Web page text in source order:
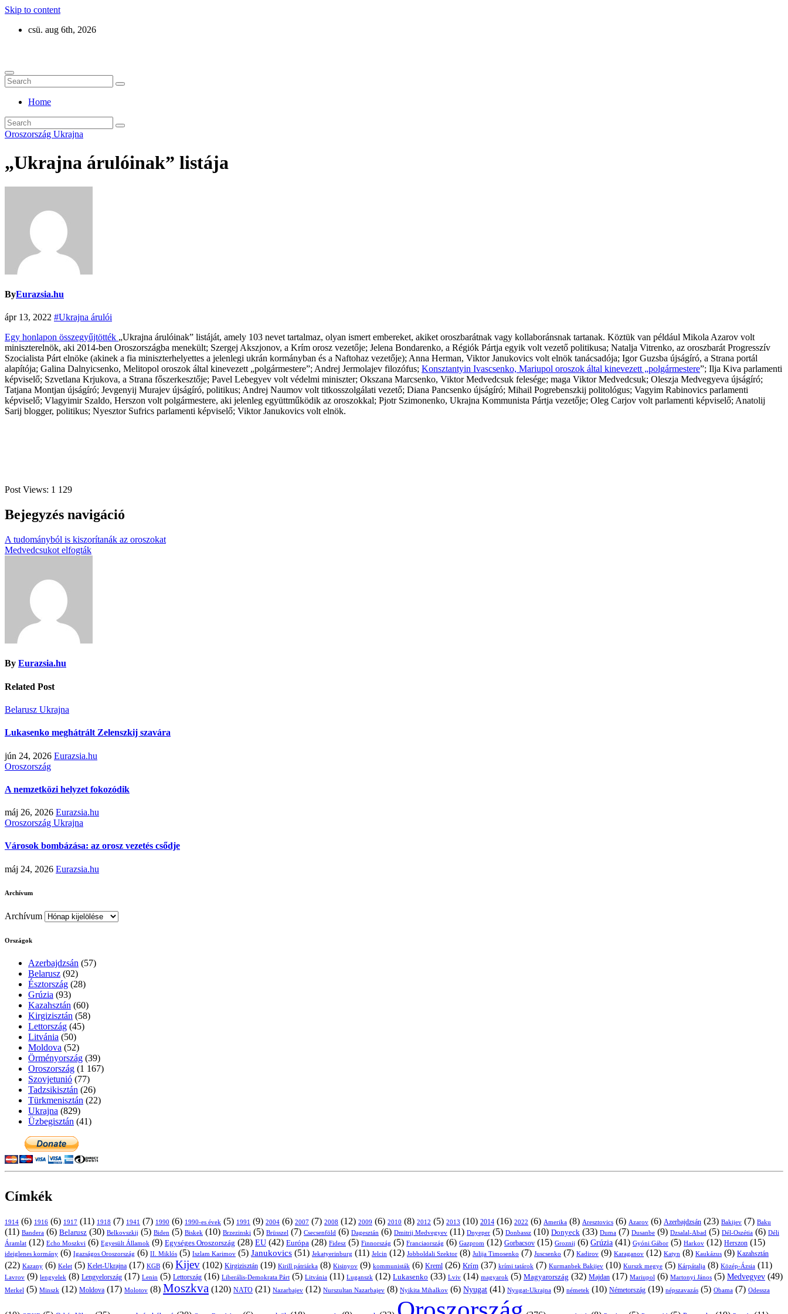
Skip to content
csü. aug 6th, 2026
Home
Oroszország Ukrajna
„Ukrajna árulóinak” listája
ByEurazsia.hu
ápr 13, 2022 #Ukrajna árulói
Egy honlapon összegyűjtötték „Ukrajna árulóinak” listáját, amely 103 nevet tartalmaz, olyan ismert embereket, akiket oroszbarátnak vagy kollaboránsnak tartanak. Köztük van például Mikola Azarov volt
miniszterelnök, aki 2014-ben Oroszországba menekült; Szergej Akszjonov, a Krím orosz vezetője; Jelena Bondarenko, a Régiók Pártja egyik volt vezető politikusa; Natalja Vitrenko, az oroszbarát Progresszív
Szocialista Párt elnöke (akinek a fia miniszterhelyettes a jelenlegi ukrán kormányban és a Naftohaz vezetője); Anna Herman, Viktor Janukovics volt elnök tanácsadója; Igor Guzsba újságíró, a Strana portál
alapítója; Galina Dalnyicsenko, Melitopol oroszok által kinevezett „polgármestere”; Andrej Jermolajev filozófus; Konsztantyin Ivascsenko, Mariupol oroszok által kinevezett „polgármestere”; Ilja Kiva parlamenti
képviselő; Szvetlana Krjukova, a Strana főszerkesztője; Pavel Lebegyev volt védelmi miniszter; Okszana Marcsenko, Viktor Medvedcsuk felesége; maga Viktor Medvedcsuk; Oleszja Medvegyeva újságíró;
Tatjana Montjan újságíró; Jevgenyij Murajev újságíró, politikus; Andrej Naumov volt titkosszolgálati vezető; Diana Pancsenko újságíró; Mihail Pogrebenszkij politológus; Vagyim Rabinovics parlamenti
képviselő; Vlagyimir Szaldo, Herszon volt polgármestere, aki jelenleg együttműködik az oroszokkal; Pjotr Szimonenko, Ukrajna Kommunista Pártja vezetője; Oleg Carjov volt parlamenti képviselő; Anatolij
Sarij blogger, politikus; Nyesztor Sufrics parlamenti képviselő; Viktor Janukovics volt elnök.
Post Views: 1 129
Bejegyzés navigáció
A tudományból is kiszorítanák az oroszokat
Medvedcsukot elfogták
By Eurazsia.hu
Related Post
Belarusz Ukrajna
Lukasenko meghátrált Zelenszkij szavára
jún 24, 2026 Eurazsia.hu
Oroszország
A nemzetközi helyzet fokozódik
máj 26, 2026 Eurazsia.hu
Oroszország Ukrajna
Városok bombázása: az orosz vezetés csődje
máj 24, 2026 Eurazsia.hu
Archívum
Archívum
Országok
Azerbajdzsán (57)
Belarusz (92)
Észtország (28)
Grúzia (93)
Kazahsztán (60)
Kirgizisztán (58)
Lettország (45)
Litvánia (50)
Moldova (52)
Örményország (39)
Oroszország (1 167)
Szovjetunió (77)
Tadzsikisztán (26)
Türkmenisztán (22)
Ukrajna (829)
Üzbegisztán (41)
Címkék
1914 (6) 1916 (6) 1917 (11) 1918 (7) 1941 (7) 1990 (6) 1990-es évek (5) 1991 (9) 2004 (6) 2007 (7) 2008 (12) 2009 (6) 2010 (8) 2012 (5) 2013 (10) 2014 (16) 2022 (6) Amerika (8) Aresztovics (6) Azarov (6) Azerbajdzsán (23) Bakijev (7) Baku
(11) Bandera (6) Belarusz (30) Belkovszkij (5) Biden (5) Biskek (10) Brzezinski (5) Brüsszel (7) Csecsenföld (6) Dagesztán (6) Dmitrij Medvegyev (11) Dnyeper (5) Donbassz (10) Donyeck (33) Duma (7) Dusanbe (9) Dzsalal-Abad (5) Dél-Oszétia (6) Déli
Áramlat (12) Echo Moszkvi (6) Egyesült Államok (9) Egységes Oroszország (28) EU (42) Európa (28) Fidesz (5) Finnország (5) Franciaország (6) Gazprom (12) Gorbacsov (15) Groznij (6) Grúzia (41) Gyóni Gábor (5) Harkov (12) Herszon (15)
ideiglenes kormány (6) Igazságos Oroszország (6) II. Miklós (5) Iszlam Karimov (5) Janukovics (51) Jekatyerinburg (11) Jelcin (12) Jobboldali Szektor (8) Julija Timosenko (7) Juscsenko (7) Kadirov (9) Karaganov (12) Katyn (8) Kaukázus (9) Kazahsztán
(22) Kazany (6) Kelet (5) Kelet-Ukrajna (17) KGB (6) Kijev (102) Kirgizisztán (19) Kirill pátriárka (8) Kisinyov (9) kommunisták (6) Kreml (26) Krím (37) krími tatárok (7) Kurmanbek Bakijev (10) Kurszk megye (5) Kárpátalja (8) Közép-Ázsia (11)
Lavrov (9) lengyelek (8) Lengyelország (17) Lenin (5) Lettország (16) Liberális-Demokrata Párt (5) Litvánia (11) Luganszk (12) Lukasenko (33) Lviv (14) magyarok (5) Magyarország (32) Majdan (17) Mariupol (6) Martonyi János (5) Medvegyev (49)
Merkel (5) Minszk (12) Moldova (17) Molotov (8) Moszkva (120) NATO (21) Nazarbajev (12) Nurszultan Nazarbajev (8) Nyikita Mihalkov (6) Nyugat (41) Nyugat-Ukrajna (9) németek (10) Németország (19) népszavazás (5) Obama (7) Odessza